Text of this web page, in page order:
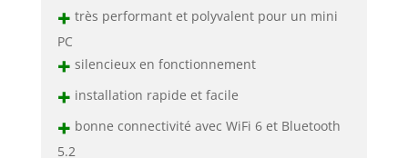
+ très performant et polyvalent pour un mini
PC
+ silencieux en fonctionnement
+ installation rapide et facile
+ bonne connectivité avec WiFi 6 et Bluetooth
5.2